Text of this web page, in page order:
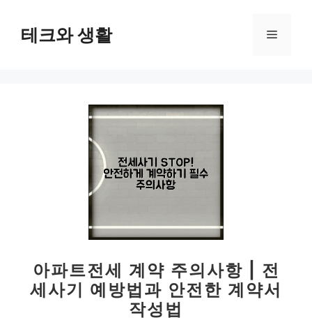
테크와 생활 메
아파트전세 계약 주의사항 | 전
세사기 예방법과 안전한 계약서
작성법